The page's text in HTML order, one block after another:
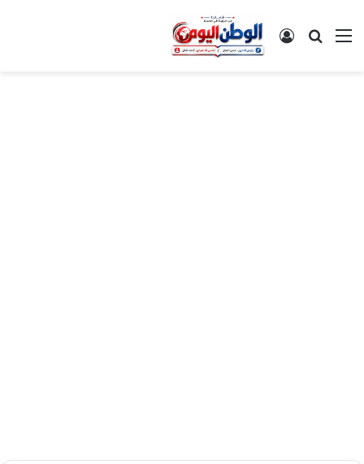
القائمةبحث عن تسجيل الدخول